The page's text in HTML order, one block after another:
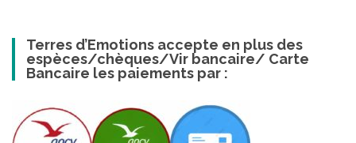
Terres d’Emotions accepte en plus des
espèces/chèques/Vir bancaire/ Carte
Bancaire les paiements par :